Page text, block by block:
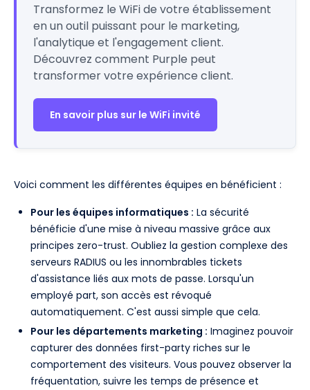
Transformez le WiFi de votre établissement
en un outil puissant pour le marketing,
l'analytique et l'engagement client.
Découvrez comment Purple peut
transformer votre expérience client.
En savoir plus sur le WiFi invité
Voici comment les différentes équipes en bénéficient :
Pour les équipes informatiques : La sécurité
bénéficie d'une mise à niveau massive grâce aux
principes zero-trust. Oubliez la gestion complexe des
serveurs RADIUS ou les innombrables tickets
d'assistance liés aux mots de passe. Lorsqu'un
employé part, son accès est révoqué
automatiquement. C'est aussi simple que cela.
Pour les départements marketing : Imaginez pouvoir
capturer des données first-party riches sur le
comportement des visiteurs. Vous pouvez observer la
fréquentation, suivre les temps de présence et